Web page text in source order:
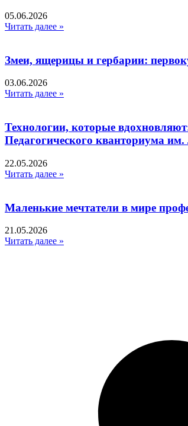
05.06.2026
Читать далее »
Змеи, ящерицы и гербарии:
03.06.2026
Читать далее »
Технологии, которые
Педагогического кванториума
22.05.2026
Читать далее »
Маленькие мечтатели в мире
21.05.2026
Читать далее »